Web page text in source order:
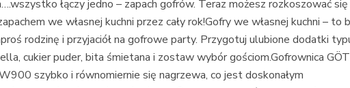
łączy jedno – zapach gofrów. Teraz możesz rozkoszować
we własnej kuchni przez cały rok!Gofry we własnej kuchni – to
rodzinę i przyjaciół na gofrowe party. Przygotuj ulubione dodatki
cukier puder, bita śmietana i zostaw wybór gościom.Gofrownica
szybko i równomiernie się nagrzewa, co jest doskonałym